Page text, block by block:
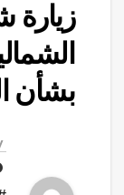
زيارة
بشأن